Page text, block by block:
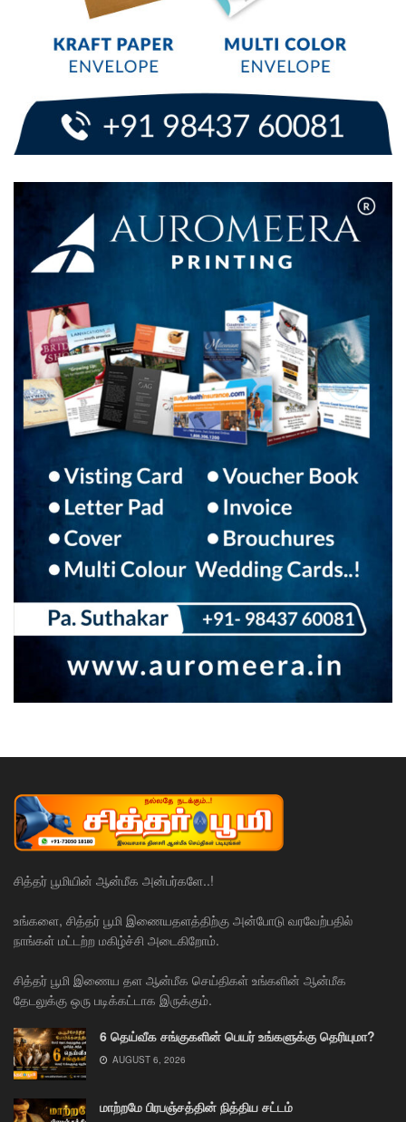
சித்தர் பூமியின் ஆன்மீக அன்பர்களே..!
உங்களை, சித்தர் பூமி இணையதளத்திற்கு அன்போடு வரவேற்பதில்
நாங்கள் மட்டற்ற மகிழ்ச்சி அடைகிறோம்.
சித்தர் பூமி இணைய தள ஆன்மீக செய்திகள் உங்களின் ஆன்மீக
தேடலுக்கு ஒரு படிக்கட்டாக இருக்கும்.
6 தெய்வீக சங்குகளின் பெயர் உங்களுக்கு தெரியுமா?
AUGUST 6, 2026
மாற்றமே பிரபஞ்சத்தின் நித்திய சட்டம்